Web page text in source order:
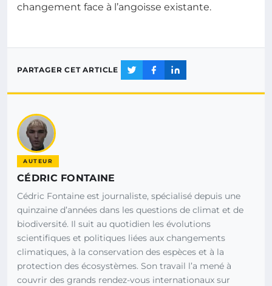
changement face à l’angoisse existante.
PARTAGER CET ARTICLE
AUTEUR
CÉDRIC FONTAINE
Cédric Fontaine est journaliste, spécialisé depuis une
quinzaine d’années dans les questions de climat et de
biodiversité. Il suit au quotidien les évolutions
scientifiques et politiques liées aux changements
climatiques, à la conservation des espèces et à la
protection des écosystèmes. Son travail l’a mené à
couvrir des grands rendez-vous internationaux sur